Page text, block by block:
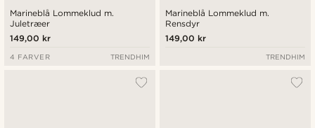
Marineblå Lommeklud m.
Juletræer
149,00 kr
4 FARVER TRENDHIM
Marineblå Lommeklud m.
Rensdyr
149,00 kr
TRENDHIM